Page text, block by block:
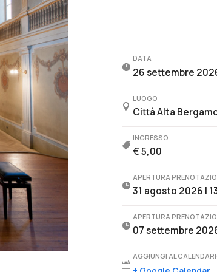

DATA
26 settembre

LUOGO
Città Alta

INGRESSO
€ 5,00

APERTURA
31 agosto 2026 |

APERTURA
07 settembre

AGGIUNGI AL